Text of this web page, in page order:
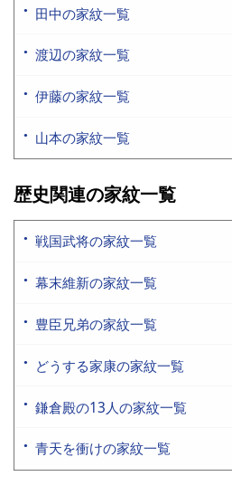
田中の家紋一覧
渡辺の家紋一覧
伊藤の家紋一覧
山本の家紋一覧
歴史関連の家紋一覧
戦国武将の家紋一覧
幕末維新の家紋一覧
豊臣兄弟の家紋一覧
どうする家康の家紋一覧
鎌倉殿の13人の家紋一覧
青天を衝けの家紋一覧